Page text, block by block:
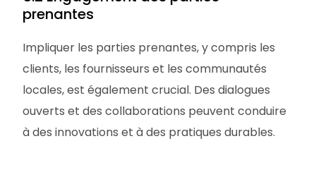
prenantes
Impliquer les parties prenantes, y compris les
clients, les fournisseurs et les communautés
locales, est également crucial. Des dialogues
ouverts et des collaborations peuvent conduire
à des innovations et à des pratiques durables.